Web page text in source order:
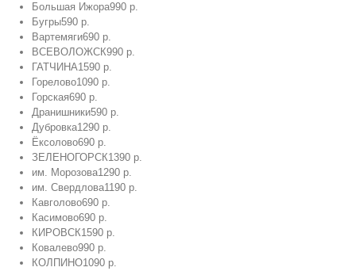
Большая Ижора990 р.
Бугры590 р.
Вартемяги690 р.
ВСЕВОЛОЖСК990 р.
ГАТЧИНА1590 р.
Горелово1090 р.
Горская690 р.
Дранишники590 р.
Дубровка1290 р.
Ёксолово690 р.
ЗЕЛЕНОГОРСК1390 р.
им. Морозова1290 р.
им. Свердлова1190 р.
Кавголово690 р.
Касимово690 р.
КИРОВСК1590 р.
Ковалево990 р.
КОЛПИНО1090 р.